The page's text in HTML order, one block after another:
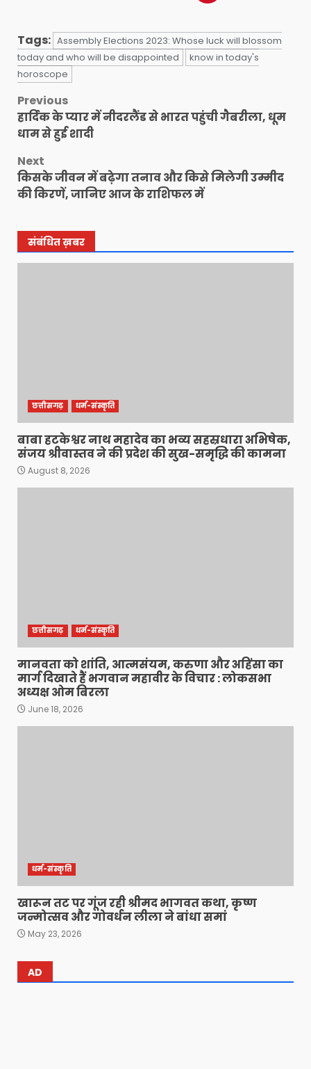
Tags: Assembly Elections 2023: Whose luck will blossom
today and who will be disappointed
know in today's
horoscope
Post
navigation
Previous
हार्दिक के प्यार में नीदरलैंड से भारत पहुंची गैबरीला, धूम
धाम से हुई शादी
Next
किसके जीवन में बढ़ेगा तनाव और किसे मिलेगी उम्मीद
की किरणें, जानिए आज के राशिफल में
संबंधित ख़बर
छत्तीसगढ़ धर्म-संस्कृति
बाबा हटकेश्वर नाथ महादेव का भव्य सहस्रधारा अभिषेक,
संजय श्रीवास्तव ने की प्रदेश की सुख-समृद्धि की कामना
August 8, 2026
छत्तीसगढ़ धर्म-संस्कृति
मानवता को शांति, आत्मसंयम, करुणा और अहिंसा का
मार्ग दिखाते हैं भगवान महावीर के विचार : लोकसभा
अध्यक्ष ओम बिरला
June 18, 2026
धर्म-संस्कृति
खारून तट पर गूंज रही श्रीमद भागवत कथा, कृष्ण
जन्मोत्सव और गोवर्धन लीला ने बांधा समां
May 23, 2026
AD